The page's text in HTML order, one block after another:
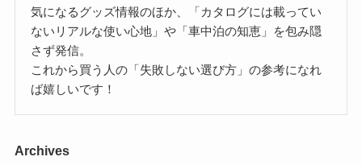
気になるグッズ情報のほか、「カタログには載ってい
ないリアルな使い心地」や「車中泊の知恵」を包み隠
さず発信。
これから買う人の「失敗しない選び方」の参考になれ
ば嬉しいです！
Archives